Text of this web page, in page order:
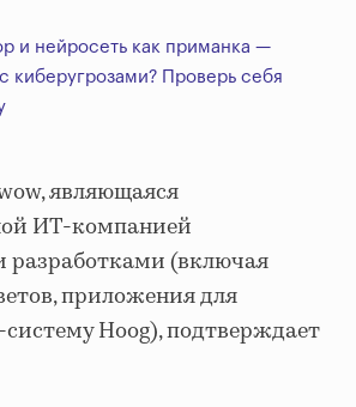
и нейросеть как приманка —
киберугрозами? Проверь себя
являющаяся
ИТ-компанией
разработками (включая
приложения для
систему Hoog), подтверждает